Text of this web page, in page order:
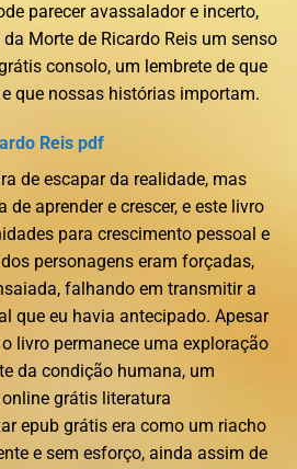
parecer avassalador e incerto,
Morte de Ricardo Reis um senso
consolo, um lembrete de que
que nossas histórias importam.
Reis pdf
de escapar da realidade, mas
aprender e crescer, e este livro
para crescimento pessoal e
personagens eram forçadas,
falhando em transmitir a
que eu havia antecipado. Apesar
livro permanece uma exploração
da condição humana, um
grátis literatura
epub grátis era como um riacho
e sem esforço, ainda assim de